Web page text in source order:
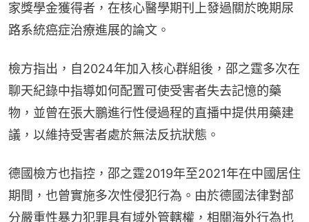
家獎學金獲得者，在核心醫學期刊上發過關於晚期尿
路系統癌症治療進展的論文。
檢方指出，自2024年加入核心群組後，邵之霆多次在
聊天紀錄中指導如何配置可使受害者失去記憶的藥
物，並曾在張大鵬進行性侵過程的直播中提供用藥建
議，以維持受害者處於無法反抗狀態。
德國檢方也指控，邵之霆2019年至2021年在中國居住
期間，也曾實施多次性侵犯行為。由於德國法律對部
分嚴重性暴力犯罪具有域外管轄權，相關海外行為也